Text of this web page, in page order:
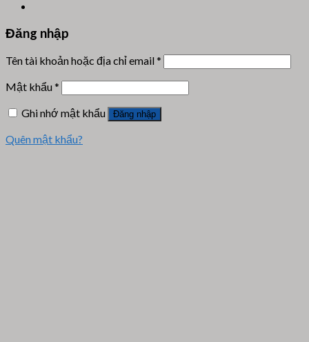
Đăng nhập
Tên tài khoản hoặc địa chỉ email*
Mật khẩu*
Ghi nhớ mật khẩu
Đăng nhập
Quên mật khẩu?